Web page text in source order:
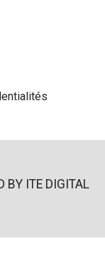
BY ITE DIGITAL